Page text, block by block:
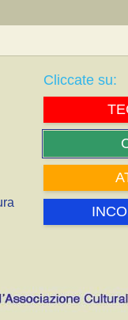
Cliccate su: